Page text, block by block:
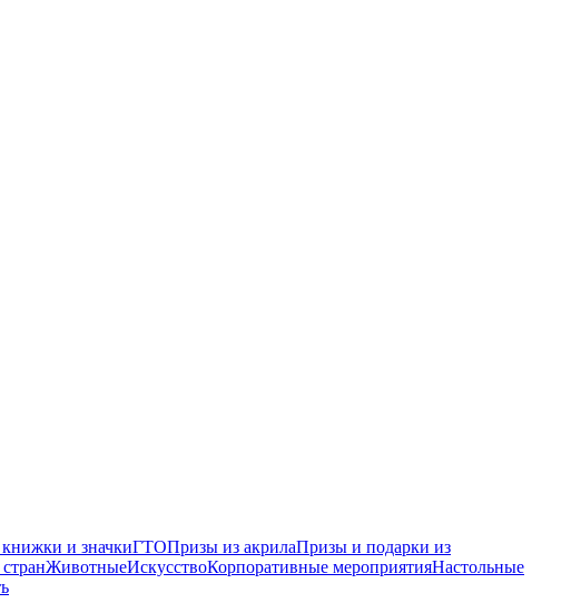
и значкиГТОПризы из акрилаПризы и подарки из
ЖивотныеИскусствоКорпоративные мероприятияНастольные